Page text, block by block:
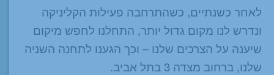
לאחר כשנתיים, כשהתרחבה פעילות הקליניקה
ונדרש לנו מקום גדול יותר, התחלנו לחפש מיקום
שיענה על הצרכים שלנו – וכך הגענו לתחנה השניה
שלנו, ברחוב מצדה 3 בתל אביב.